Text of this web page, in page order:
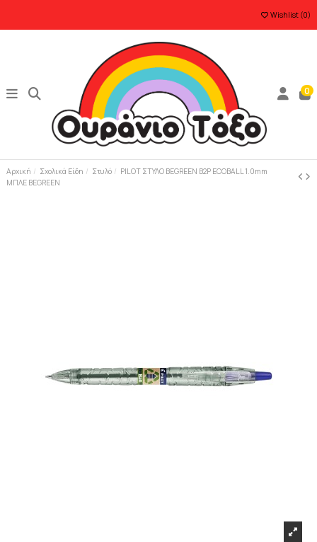
Wishlist (0)
0
Αρχική Σχολικά Είδη Στυλό
PILOT ΣΤΥΛΟ BEGREEN B2P ECOBALL 1.0mm
ΜΠΛΕ BEGREEN